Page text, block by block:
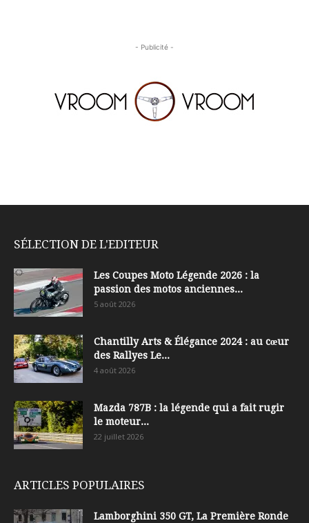
- Publicité -
SÉLECTION DE L'EDITEUR
Les Coupes Moto Légende 2026 : la
passion des motos anciennes...
5 août 2026
Chantilly Arts & Élégance 2024 : au cœur
des Rallyes Le...
4 août 2026
Mazda 787B : la légende qui a fait rugir
le moteur...
22 juillet 2026
ARTICLES POPULAIRES
Lamborghini 350 GT, La Première Ronde